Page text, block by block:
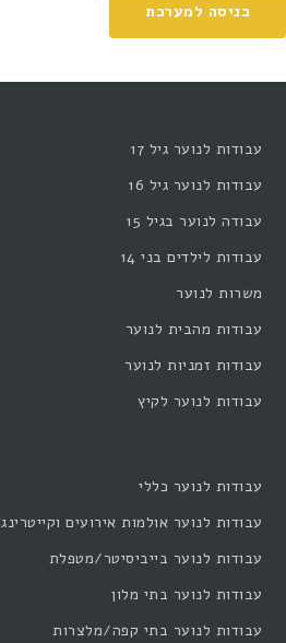
כניסה למערכת
עבודות לנוער גיל 17
עבודות לנוער גיל 16
עבודה לנוער בגיל 15
עבודות לילדים בני 14
משרות לנוער
עבודות מהבית לנוער
עבודות זמניות לנוער
עבודות לנוער לקיץ
עבודות לנוער כללי
עבודות לנוער אולמות אירועים וקייטרינג
עבודות לנוער בייביסיטר/מטפלת
עבודות לנוער בתי מלון
עבודות לנוער בתי קפה/מלצרות